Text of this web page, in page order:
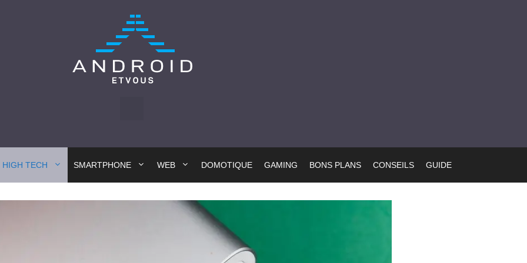
HIGH TECH SMARTPHONE WEB DOMOTIQUE GAMING BONS PLANS CONSEILS GUIDE